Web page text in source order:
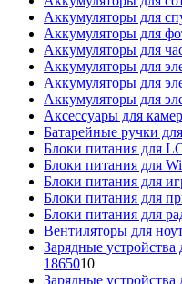
Аккумуляторы для
Аккумуляторы для
Аккумуляторы для
Аккумуляторы для
Аккумуляторы для
Аккумуляторы для
Аксессуары для камер
Батарейные ручки
Блоки питания для
Блоки питания для
Блоки питания для
Блоки питания для
Блоки питания для
Вентиляторы для
Зарядные
186501010
товаров
Зарядные устройства